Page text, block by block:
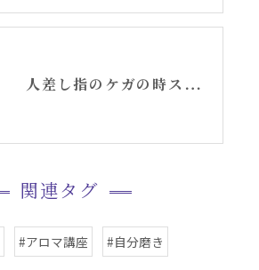
人差し指のケガの時スピリチュアルメッセージ
関連タグ
#アロマ講座 #自分磨き